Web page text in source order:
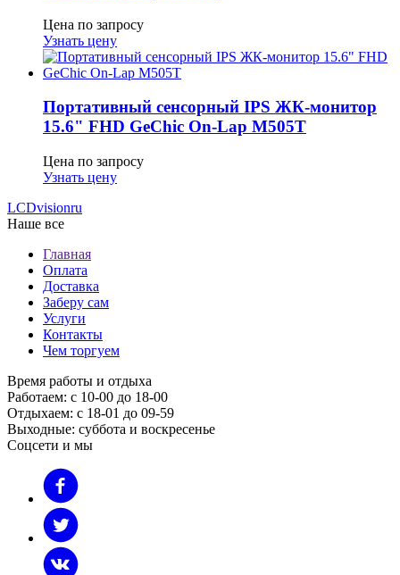
Цена по запросу
Узнать цену
Портативный сенсорный IPS ЖК-монитор
15.6" FHD GeСhic On-Lap M505T
Цена по запросу
Узнать цену
LCDvisionru
Наше все
Главная
Оплата
Доставка
Заберу сам
Услуги
Контакты
Чем торгуем
Время работы и отдыха
Работаем: с 10-00 до 18-00
Отдыхаем: с 18-01 до 09-59
Выходные: суббота и воскресенье
Соцсети и мы